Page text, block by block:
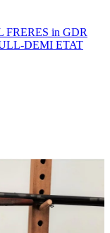
FRERES in GDR
DEMI ETAT